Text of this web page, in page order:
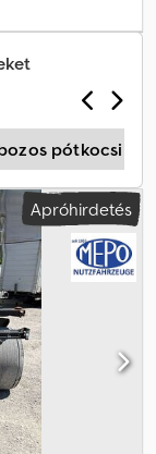
Maxi Lafette |
445/45 R19,5 |
jogát
pótkocsi
Apróhirdetés